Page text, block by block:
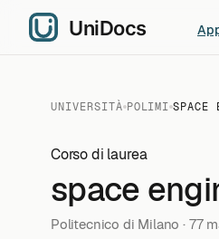
UNIVERSITÀ POLIMI SPACE
Corso di laurea
space
Politecnico di Milano · 77